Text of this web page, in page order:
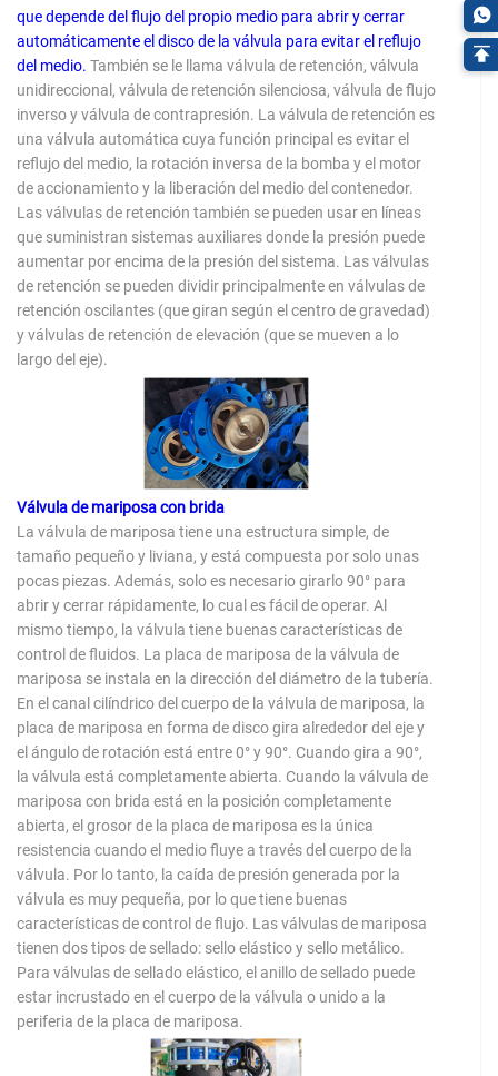
que depende del flujo del propio medio para abrir y cerrar
automáticamente el disco de la válvula para evitar el reflujo
del medio. También se le llama válvula de retención, válvula
unidireccional, válvula de retención silenciosa, válvula de flujo
inverso y válvula de contrapresión. La válvula de retención es
una válvula automática cuya función principal es evitar el
reflujo del medio, la rotación inversa de la bomba y el motor
de accionamiento y la liberación del medio del contenedor.
Las válvulas de retención también se pueden usar en líneas
que suministran sistemas auxiliares donde la presión puede
aumentar por encima de la presión del sistema. Las válvulas
de retención se pueden dividir principalmente en válvulas de
retención oscilantes (que giran según el centro de gravedad)
y válvulas de retención de elevación (que se mueven a lo
largo del eje).
Válvula de mariposa con brida
La válvula de mariposa tiene una estructura simple, de
tamaño pequeño y liviana, y está compuesta por solo unas
pocas piezas. Además, solo es necesario girarlo 90° para
abrir y cerrar rápidamente, lo cual es fácil de operar. Al
mismo tiempo, la válvula tiene buenas características de
control de fluidos. La placa de mariposa de la válvula de
mariposa se instala en la dirección del diámetro de la tubería.
En el canal cilíndrico del cuerpo de la válvula de mariposa, la
placa de mariposa en forma de disco gira alrededor del eje y
el ángulo de rotación está entre 0° y 90°. Cuando gira a 90°,
la válvula está completamente abierta. Cuando la válvula de
mariposa con brida está en la posición completamente
abierta, el grosor de la placa de mariposa es la única
resistencia cuando el medio fluye a través del cuerpo de la
válvula. Por lo tanto, la caída de presión generada por la
válvula es muy pequeña, por lo que tiene buenas
características de control de flujo. Las válvulas de mariposa
tienen dos tipos de sellado: sello elástico y sello metálico.
Para válvulas de sellado elástico, el anillo de sellado puede
estar incrustado en el cuerpo de la válvula o unido a la
periferia de la placa de mariposa.